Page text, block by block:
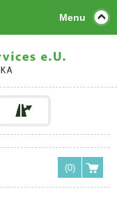
Menu
(0)